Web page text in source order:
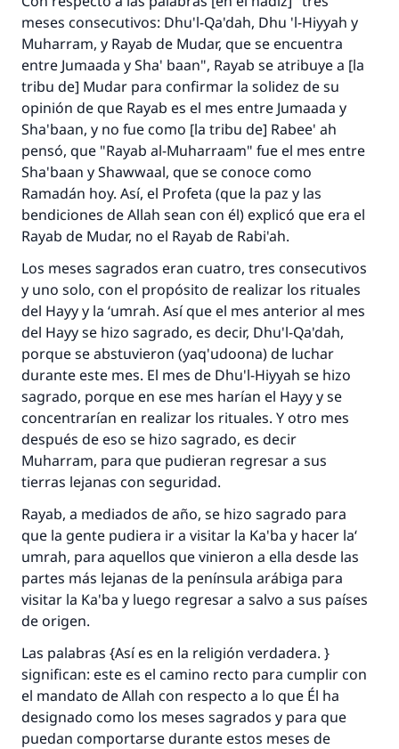
meses consecutivos: Dhu'l-Qa'dah, Dhu 'l-Hiyyah y
Muharram, y Rayab de Mudar, que se encuentra
entre Jumaada y Sha' baan", Rayab se atribuye a [la
tribu de] Mudar para confirmar la solidez de su
opinión de que Rayab es el mes entre Jumaada y
Sha'baan, y no fue como [la tribu de] Rabee' ah
pensó, que "Rayab al-Muharraam" fue el mes entre
Sha'baan y Shawwaal, que se conoce como
Ramadán hoy. Así, el Profeta (que la paz y las
bendiciones de Allah sean con él) explicó que era el
Rayab de Mudar, no el Rayab de Rabi'ah.
Los meses sagrados eran cuatro, tres consecutivos
y uno solo, con el propósito de realizar los rituales
del Hayy y la ‘umrah. Así que el mes anterior al mes
del Hayy se hizo sagrado, es decir, Dhu'l-Qa'dah,
porque se abstuvieron (yaq'udoona) de luchar
durante este mes. El mes de Dhu'l-Hiyyah se hizo
sagrado, porque en ese mes harían el Hayy y se
concentrarían en realizar los rituales. Y otro mes
después de eso se hizo sagrado, es decir
Muharram, para que pudieran regresar a sus
tierras lejanas con seguridad.
Rayab, a mediados de año, se hizo sagrado para
que la gente pudiera ir a visitar la Ka'ba y hacer la‘
umrah, para aquellos que vinieron a ella desde las
partes más lejanas de la península arábiga para
visitar la Ka'ba y luego regresar a salvo a sus países
de origen.
Las palabras {Así es en la religión verdadera. }
significan: este es el camino recto para cumplir con
el mandato de Allah con respecto a lo que Él ha
designado como los meses sagrados y para que
puedan comportarse durante estos meses de
La respuesta no. 110845 salvó un
matrimonio.
Desde la Q hasta la A, su contribución ayuda a
IslamQA.